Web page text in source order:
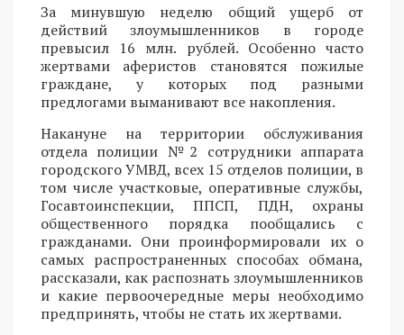
За минувшую неделю общий ущерб от
действий злоумышленников в городе
превысил 16 млн. рублей. Особенно часто
жертвами аферистов становятся пожилые
граждане, у которых под разными
предлогами выманивают все накопления.
Накануне на территории обслуживания
отдела полиции №2 сотрудники аппарата
городского УМВД, всех 15 отделов полиции, в
том числе участковые, оперативные службы,
Госавтоинспекции, ППСП, ПДН, охраны
общественного порядка пообщались с
гражданами. Они проинформировали их о
самых распространенных способах обмана,
рассказали, как распознать злоумышленников
и какие первоочередные меры необходимо
предпринять, чтобы не стать их жертвами.